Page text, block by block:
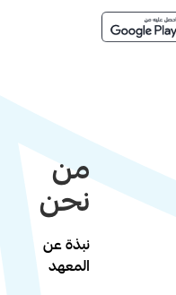
من
نحن
نبذة عن
المعهد